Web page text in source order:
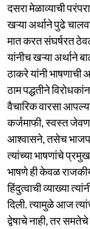
दसरा मेळाव्याची
खऱ्या अर्थाने पुढे
मात करत संघर्षरत
यांनीच खऱ्या अर्थाने
ठाकरे यांनी
ठाम पद्धतीने
वैचारिक वारसा
कर्जमाफी, स्वस्त
आश्वासने, तसेच
त्यांच्या भाषणांचे प्रमुख
भाषणे ही केवळ
हिंदुत्वाची व्याख्या
दिली. त्यामुळे आज
द्वेषाचे नाही, तर